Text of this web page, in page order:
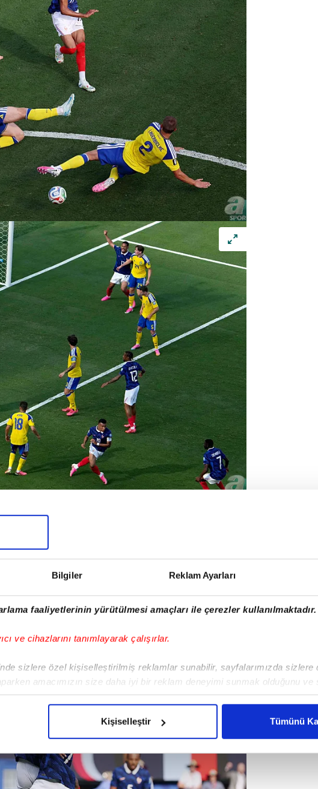
Bilgiler Reklam Ayarları
faaliyetlerinin yürütülmesi amaçları ile çerezler kullanılmaktadır.
ve cihazlarını tanımlayarak çalışırlar.
sizlere özel kişiselleştirilmiş reklamlar sunabilir, sayfalarımızda sizlere
amacımızın size daha iyi bir reklam deneyimi sunmak olduğunu ve
gelen çabayı gösterdiğimizi ve bu noktada, reklamların
izin vermedikleri takdirde, kullanıcılara hedefli reklamlar
için İnternet Sitemizde kendimize ve üçüncü kişilere ait çerezler
verileriniz işlenmekte olup gerekli olan çerezler bilgi toplumu hizmetlerinin
Kişiselleştir Tümünü